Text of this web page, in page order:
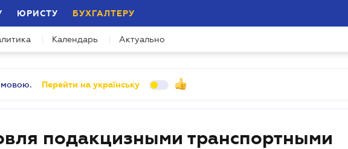
ЮРИСТУ БУХГАЛТЕРУ
Календарь Актуально
мовою. Перейти на українську
подакцизными транспортными